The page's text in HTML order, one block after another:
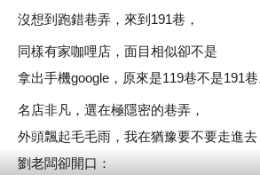
沒想到跑錯巷弄，來到191巷，
同樣有家咖哩店，面目相似卻不是
拿出手機google，原來是119巷不是191巷
名店非凡，選在極隱密的巷弄，
外頭飄起毛毛雨，我在猶豫要不要走進去
劉老闆卻開口：